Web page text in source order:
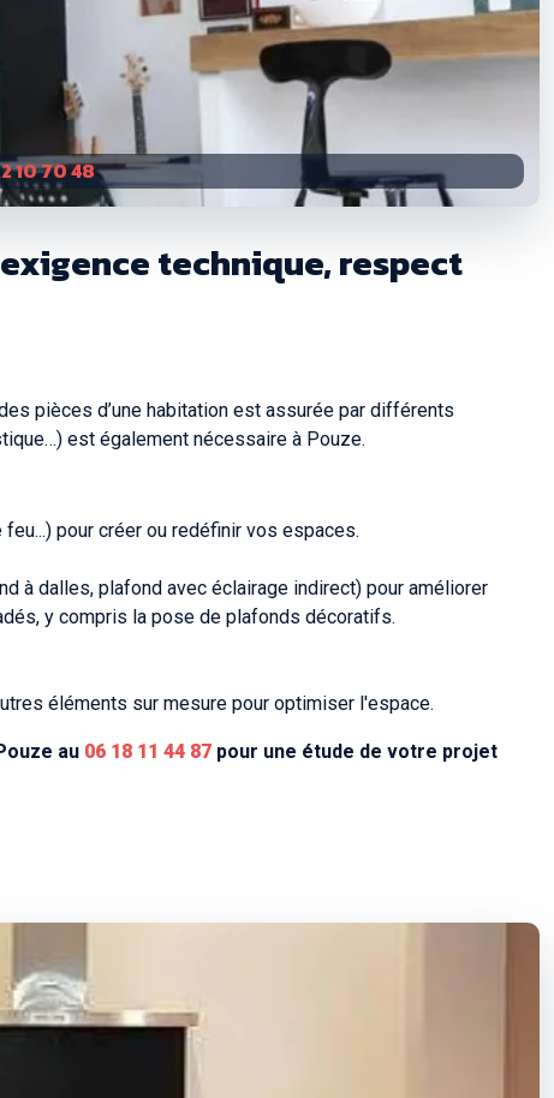
10 70 48
technique, respect
pièces d’une habitation est assurée par différents
est également nécessaire à Pouze.
pour créer ou redéfinir vos espaces.
à dalles, plafond avec éclairage indirect) pour améliorer
y compris la pose de plafonds décoratifs.
éléments sur mesure pour optimiser l'espace.
au 06 18 11 44 87 pour une étude de votre projet